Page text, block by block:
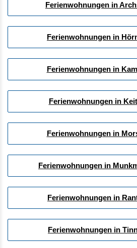
Ferienwohnungen in
Ferienwohnungen in
Ferienwohnungen in
Ferienwohnungen in
Ferienwohnungen in
Ferienwohnungen in
Ferienwohnungen in
Ferienwohnungen in